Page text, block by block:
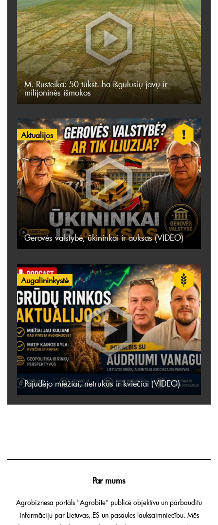
M. Rusteika: 50 tūkst. ha išgulusių javų ir
milijoninės išmokos
Aktualijos
Gerovės valstybė, ūkininkai ir auksas (VIDEO)
Augalininkystė
Pajudėjo miežiai, netrukus ir kviečiai (VIDEO)
Par mums
Agrobiznesa portāls "Agrobitė" publicē objektīvu un pārbaudītu
informāciju par Lietuvas, ES un pasaules lauksaimniecību. Mēs